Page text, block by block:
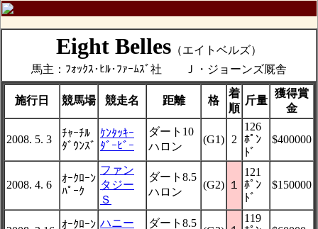
Eight Belles （エイトベルズ）
馬主：ﾌｫｯｸｽ･ﾋﾙ･ﾌｧｰﾑｽﾞ社 Ｊ・ジョーンズ厩舎
施行日 競馬場 競走名 距離 格
着
順
斤量
獲得賞
金
2008. 5. 3
ﾁｬｰﾁﾙ
ﾀﾞｳﾝｽﾞ
ｹﾝﾀｯｷｰ
ﾀﾞｰﾋﾞｰ
ダート10
ハロン
(G1) 2
126
ﾎﾟﾝ
ﾄﾞ
$400000
2008. 4. 6
ｵｰｸﾛｰﾝ
ﾊﾟｰｸ
ファン
タジー
Ｓ
ダート8.5
ハロン
(G2) １
121
ﾎﾟﾝ
ﾄﾞ
$150000
ｵｰｸﾛｰﾝ ハニー
ダート8.5
119